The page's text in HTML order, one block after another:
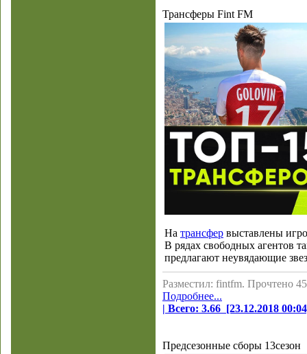
Трансферы Fint FM
На трансфер выставлены
В рядах свободных агентов
предлагают неувядающие
Разместил: fintfm. Прочтено
Подробнее...
| Всего: 3.66 [23.12.2018
Предсезонные сборы 13сезон